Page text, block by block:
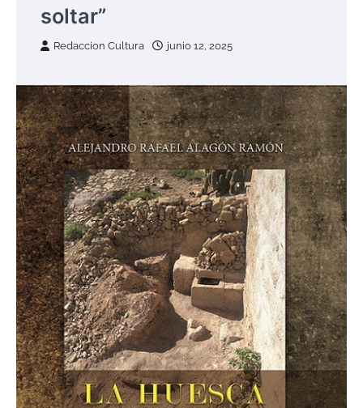
soltar”
Redaccion Cultura junio 12, 2025